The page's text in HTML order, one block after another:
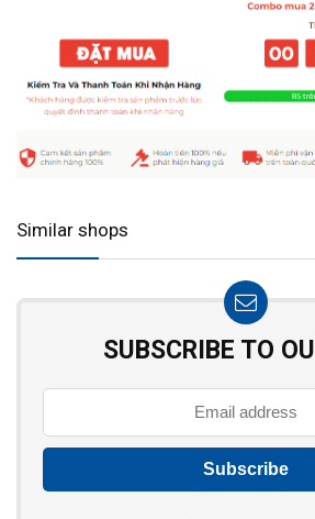
Similar shops
SUBSCRIBE TO